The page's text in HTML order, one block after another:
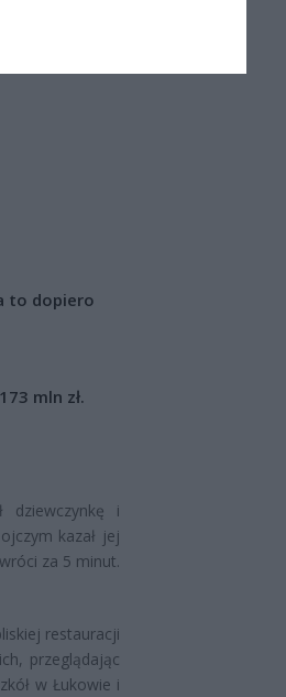
to dopiero
mln zł.
dziewczynkę i
kazał jej
za 5 minut.
restauracji
przeglądając
w Łukowie i